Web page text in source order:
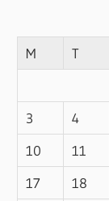
M
T
3
4
10
11
17
18